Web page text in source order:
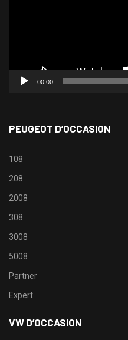
00:00
PEUGEOT D’OCCASION
108
208
2008
308
3008
5008
Partner
Expert
VW D’OCCASION